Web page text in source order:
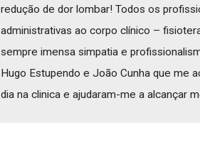
redução de dor lombar! Todos os
administrativas ao corpo clínico –
sempre imensa simpatia e
Hugo Estupendo e João Cunha que me
dia na clinica e ajudaram-me a alcançar